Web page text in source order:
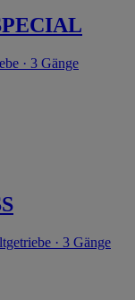
· 3 Gänge
· 3 Gänge